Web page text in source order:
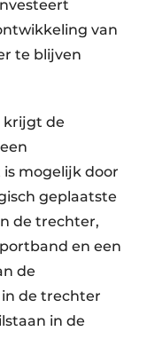
van
te blijven
krijgt de
mogelijk door
geplaatste
de trechter,
en een
de
de trechter
in de